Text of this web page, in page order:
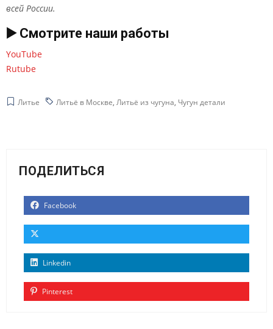
всей России.
▶️ Смотрите наши работы
YouTube
Rutube
Литье Литьё в Москве, Литьё из чугуна, Чугун детали
ПОДЕЛИТЬСЯ
Facebook
Linkedin
Pinterest